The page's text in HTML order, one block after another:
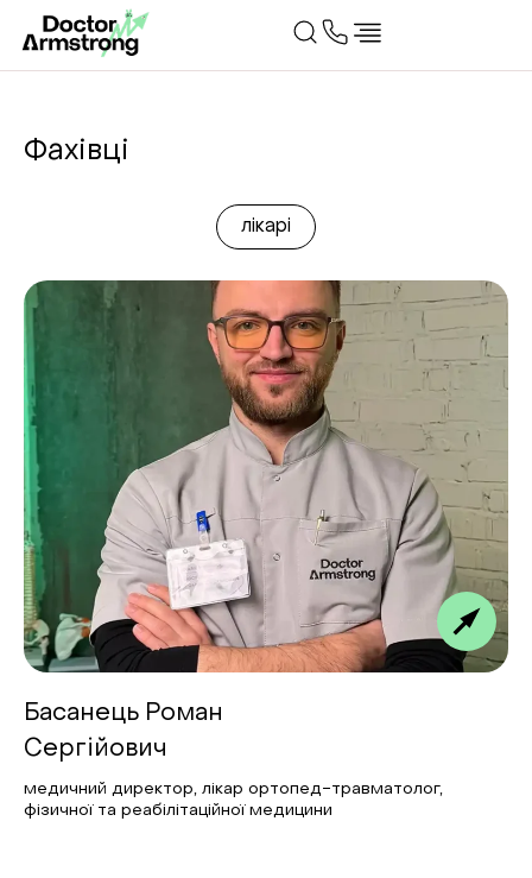
Фахівці
лікарі
Басанець Роман
Сергійович
медичний директор, лікар ортопед-травматолог,
фізичної та реабілітаційної медицини